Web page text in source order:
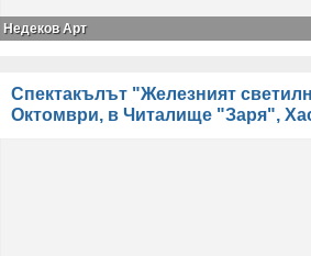
Недеков Арт
Спектакълът "Железният
Октомври, в Читалище "Заря",